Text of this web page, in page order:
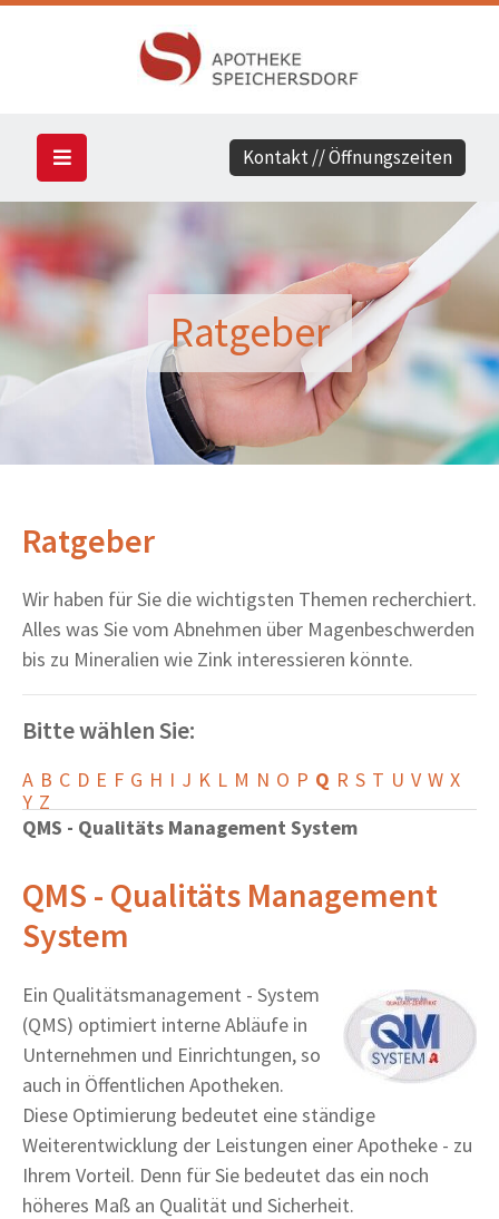
Ratgeber
Ratgeber
Wir haben für Sie die wichtigsten Themen recherchiert.
Alles was Sie vom Abnehmen über Magenbeschwerden
bis zu Mineralien wie Zink interessieren könnte.
Bitte wählen Sie:
A B C D E F G H I J K L M N O P Q R S T U V W X
Y Z
QMS - Qualitäts Management System
QMS - Qualitäts Management
System
Ein Qualitätsmanagement - System
(QMS) optimiert interne Abläufe in
Unternehmen und Einrichtungen, so
auch in Öffentlichen Apotheken.
Diese Optimierung bedeutet eine ständige
Weiterentwicklung der Leistungen einer Apotheke - zu
Ihrem Vorteil. Denn für Sie bedeutet das ein noch
höheres Maß an Qualität und Sicherheit.
Kontakt // Öffnungszeiten